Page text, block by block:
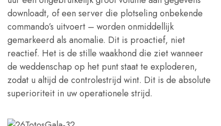
downloadt, of een server die plotseling onbekende
commando’s uitvoert – worden onmiddellijk
gemarkeerd als anomalie. Dit is proactief, niet
reactief. Het is de stille waakhond die ziet wanneer
de weddenschap op het punt staat te exploderen,
zodat u altijd de controlestrijd wint. Dit is de absolute
superioriteit in uw operationele strijd.